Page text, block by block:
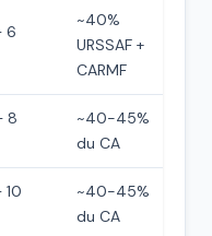
6
~40%
URSSAF +
CARMF
8
~40-45%
du CA
~40-45%
du CA